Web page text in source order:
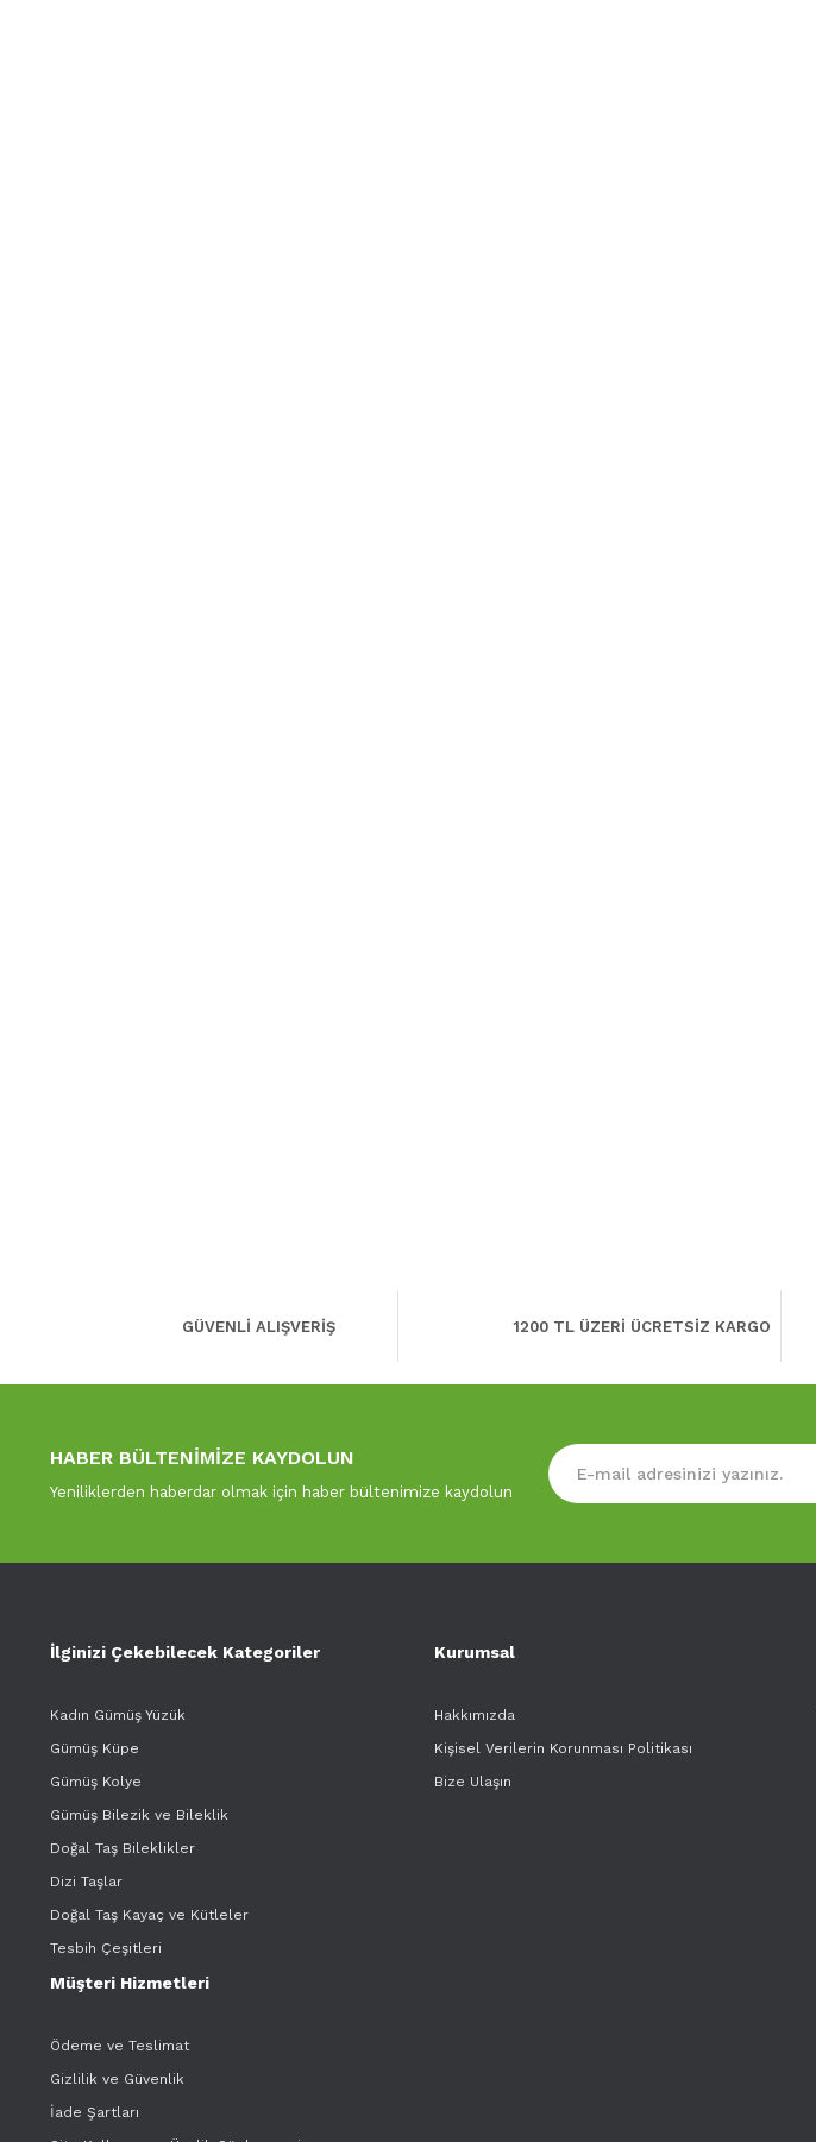
GÜVENLİ ALIŞVERİŞ 1200 TL ÜZERİ ÜCRETSİZ KARGO
HABER BÜLTENİMİZE KAYDOLUN
Yeniliklerden haberdar olmak için haber bültenimize kaydolun
İlginizi Çekebilecek Kategoriler
Kadın Gümüş Yüzük
Gümüş Küpe
Gümüş Kolye
Gümüş Bilezik ve Bileklik
Doğal Taş Bileklikler
Dizi Taşlar
Doğal Taş Kayaç ve Kütleler
Tesbih Çeşitleri
Kurumsal
Hakkımızda
Kişisel Verilerin Korunması Politikası
Bize Ulaşın
Müşteri Hizmetleri
Ödeme ve Teslimat
Gizlilik ve Güvenlik
İade Şartları